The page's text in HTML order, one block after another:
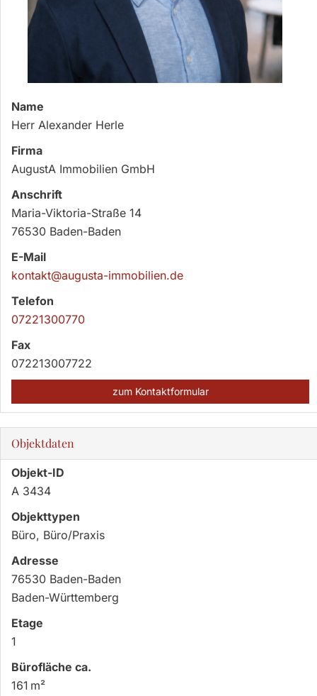
Name
Herr Alexander Herle
Firma
AugustA Immobilien GmbH
Anschrift
Maria-Viktoria-Straße 14
76530 Baden-Baden
E-Mail
kontakt@augusta-immobilien.de
Telefon
07221300770
Fax
072213007722
zum Kontaktformular
Objektdaten
Objekt-ID
A 3434
Objekttypen
Büro, Büro/Praxis
Adresse
76530 Baden-Baden
Baden-Württemberg
Etage
1
Bürofläche ca.
161 m²